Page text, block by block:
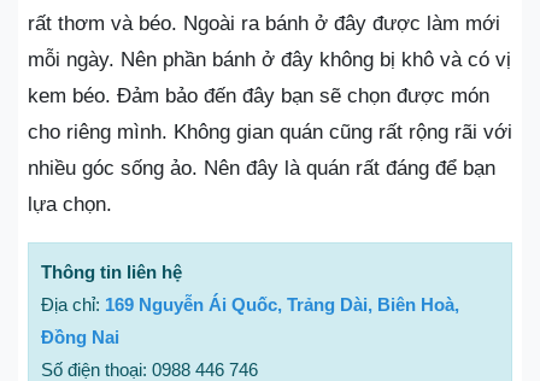
rất thơm và béo. Ngoài ra bánh ở đây được làm mới
mỗi ngày. Nên phần bánh ở đây không bị khô và có vị
kem béo. Đảm bảo đến đây bạn sẽ chọn được món
cho riêng mình. Không gian quán cũng rất rộng rãi với
nhiều góc sống ảo. Nên đây là quán rất đáng để bạn
lựa chọn.
Thông tin liên hệ
Địa chỉ: 169 Nguyễn Ái Quốc, Trảng Dài, Biên Hoà,
Đồng Nai
Số điện thoại: 0988 446 746